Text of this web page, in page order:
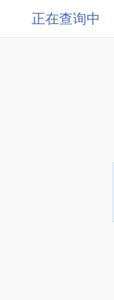
正在查询中